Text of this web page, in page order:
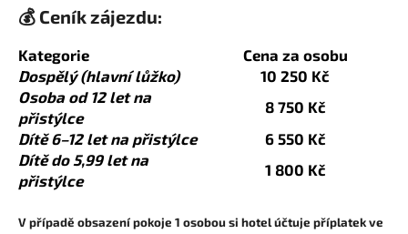
💰 Ceník zájezdu:
Kategorie
Cena za osobu
Dospělý (hlavní lůžko)
10 250 Kč
Osoba od 12 let na
přistýlce
8 750 Kč
Dítě 6–12 let na přistýlce
6 550 Kč
Dítě do 5,99 let na
přistýlce
1 800 Kč
V případě obsazení pokoje 1 osobou si hotel účtuje příplatek ve